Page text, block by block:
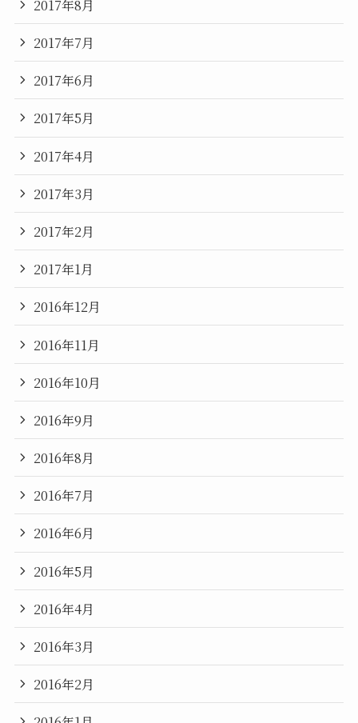
2017年8月
2017年7月
2017年6月
2017年5月
2017年4月
2017年3月
2017年2月
2017年1月
2016年12月
2016年11月
2016年10月
2016年9月
2016年8月
2016年7月
2016年6月
2016年5月
2016年4月
2016年3月
2016年2月